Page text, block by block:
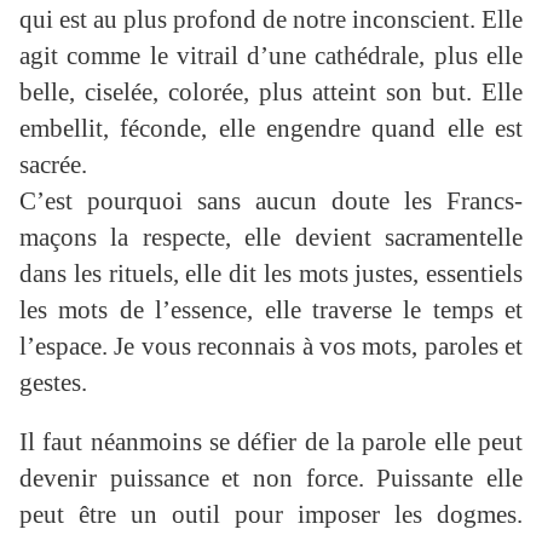
qui est au plus profond de notre inconscient. Elle
agit comme le vitrail d’une cathédrale, plus elle
belle, ciselée, colorée, plus atteint son but. Elle
embellit, féconde, elle engendre quand elle est
sacrée.
C’est pourquoi sans aucun doute les Francs-
maçons la respecte, elle devient sacramentelle
dans les rituels, elle dit les mots justes, essentiels
les mots de l’essence, elle traverse le temps et
l’espace. Je vous reconnais à vos mots, paroles et
gestes.
Il faut néanmoins se défier de la parole elle peut
devenir puissance et non force. Puissante elle
peut être un outil pour imposer les dogmes.